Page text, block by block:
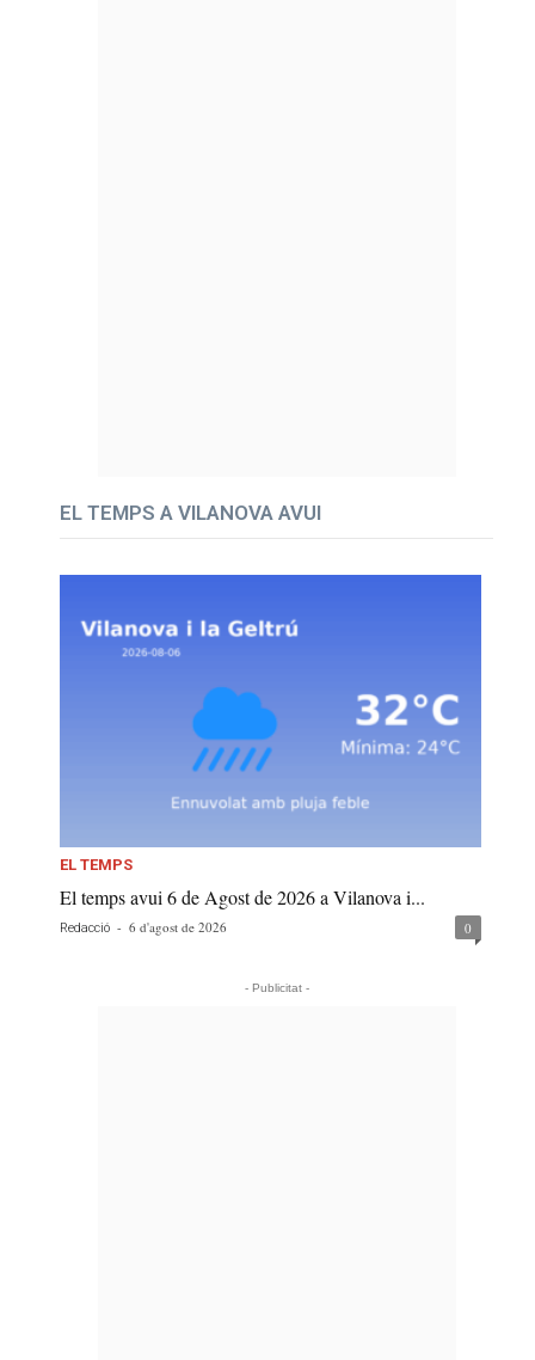
EL TEMPS A VILANOVA AVUI
EL TEMPS
El temps avui 6 de Agost de 2026 a Vilanova i...
Redacció - 6 d'agost de 2026 0
- Publicitat -